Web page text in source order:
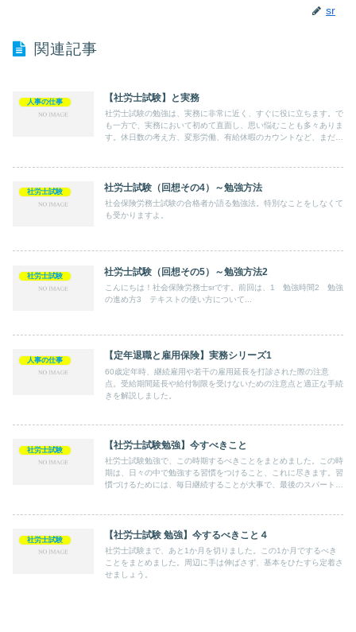
sr
関連記事
人事の仕事 【社労士試験】と実務
社労士試験の勉強は、実務に非常に近く、すぐに役に立ちます。で
も一方で、実務において初めて直面し、思い悩むことも多々ありま
す。休日数の考え方、変形労働、有給休暇のカウントなど、まだま
社労士試験 社労士試験（回想その4）～勉強方法
社会保険労務士試験の合格者か語る勉強法。特別なことをしなくて
も受かりますよ。
社労士試験 社労士試験（回想その5）～勉強方法2
こんにちは！社会保険労務士srです。前回は、1 勉強時間2 勉強
の進め方3 テキストの使い方について...
人事の仕事 【定年退職と雇用保険】実務シリーズ1
60歳定年時、継続雇用や若干の雇用延長を打診された際の注意
点。受給期間延長や給付制限を受けないための注意点と適正な手続
きを解説しました。
社労士試験 【社労士試験勉強】今すべきこと
社労士試験勉強で、この時期するべきことをまとめました。この時
期は、日々の中で勉強する習慣をつけること、これに尽きます。習
慣づけるためには、毎日継続することが大事で、最後のスパートに
社労士試験 【社労士試験 勉強】今するべきこと４
社労士試験まで、あと1か月を切りました。この1か月でするべき
ことをまとめました。周辺に手は伸ばさず、基本をひたすら定着さ
せましょう。